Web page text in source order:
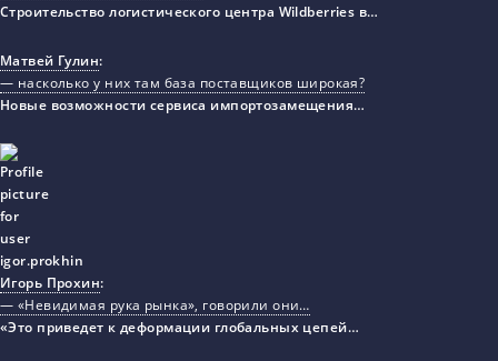
Строительство логистического центра Wildberries в…
Матвей Гулин:
— насколько у них там база поставщиков широкая?
Новые возможности сервиса импортозамещения…
Игорь Прохин:
— «Невидимая рука рынка», говорили они…
«Это приведет к деформации глобальных цепей…